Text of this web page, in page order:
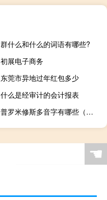
群什么和什么的词语有哪些?
初展电子商务
东莞市异地过年红包多少
什么是经审计的会计报表
普罗米修斯多音字有哪些（多音字有哪些）
☚